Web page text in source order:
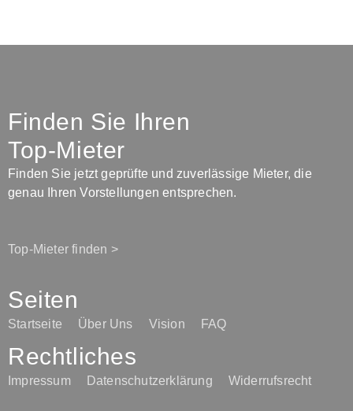
Finden Sie Ihren
Top-Mieter
Finden Sie jetzt geprüfte und zuverlässige Mieter, die
genau Ihren Vorstellungen entsprechen.
Top-Mieter finden >
Seiten
Startseite Über Uns Vision FAQ
Rechtliches
Impressum Datenschutzerklärung Widerrufsrecht